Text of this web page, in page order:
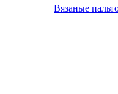
Вязаные